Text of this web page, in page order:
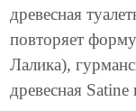
древесная
повторяет
Лалика),
древесная